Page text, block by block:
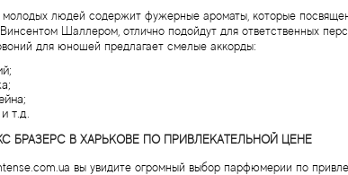
людей содержит фужерные ароматы, которые
Шаллером, отлично подойдут для ответственных
для юношей предлагает смелые аккорды:
т.д.
БРАЗЕРС В ХАРЬКОВЕ ПО ПРИВЛЕКАТЕЛЬНОЙ ЦЕНЕ
вы увидите огромный выбор парфюмерии по